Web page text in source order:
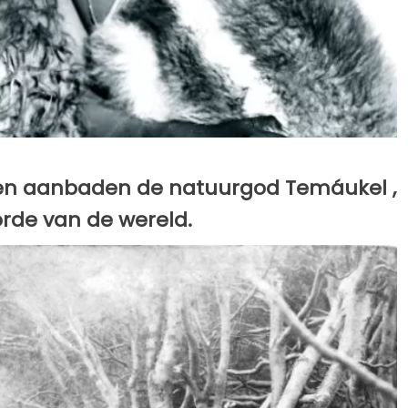
aanbaden de natuurgod Temáukel ,
van de wereld.